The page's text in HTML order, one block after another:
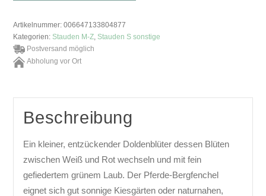
Artikelnummer:006647133804877
Kategorien: Stauden M-Z Stauden S sonstige
Postversand möglich
Abholung vor Ort
Beschreibung
Ein kleiner, entzückender Doldenblüter dessen Blüten
zwischen Weiß und Rot wechseln und mit fein
gefiedertem grünem Laub. Der Pferde-Bergfenchel
eignet sich gut sonnige Kiesgärten oder naturnahen,